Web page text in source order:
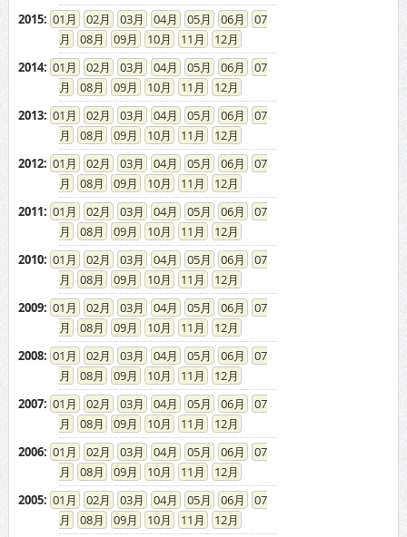
2015: 01 02 03 04 05 06
07
08
09 10 11
12
2014: 01 02 03 04 05 06
07
08
09 10 11
12
2013: 01 02 03 04 05 06
07
08
09 10 11
12
2012: 01 02 03 04 05 06
07
08
09 10 11
12
2011: 01 02 03 04 05 06
07
08
09 10 11
12
2010: 01 02 03 04 05 06
07
08
09 10 11
12
2009: 01 02 03 04 05 06
07
08
09 10 11
12
2008: 01 02 03 04 05 06
07
08
09 10 11
12
2007: 01 02 03 04 05 06
07
08
09 10 11
12
2006: 01 02 03 04 05 06
07
08
09 10 11
12
2005: 01 02 03 04 05 06
07
08
09 10 11
12